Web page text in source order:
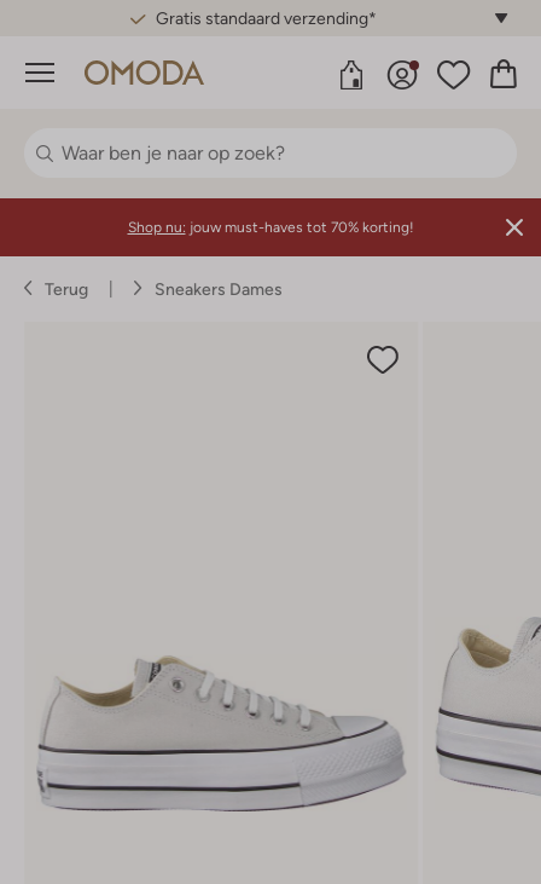
Gratis standaard verzending*
Menu
Shop nu: jouw must-haves tot 70% korting!
Terug Sneakers Dames